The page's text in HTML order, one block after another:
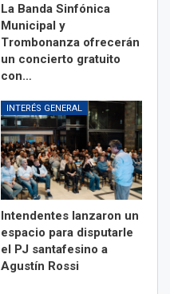
La Banda Sinfónica
Municipal y
Trombonanza ofrecerán
un concierto gratuito
con…
INTERÉS GENERAL
Intendentes lanzaron un
espacio para disputarle
el PJ santafesino a
Agustín Rossi